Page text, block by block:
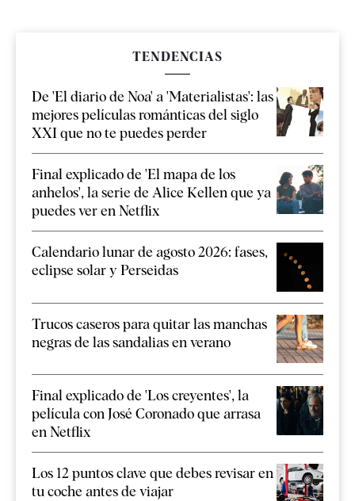
TENDENCIAS
De 'El diario de Noa' a 'Materialistas': las
mejores películas románticas del siglo
XXI que no te puedes perder
Final explicado de 'El mapa de los
anhelos', la serie de Alice Kellen que ya
puedes ver en Netflix
Calendario lunar de agosto 2026: fases,
eclipse solar y Perseidas
Trucos caseros para quitar las manchas
negras de las sandalias en verano
Final explicado de 'Los creyentes', la
película con José Coronado que arrasa
en Netflix
Los 12 puntos clave que debes revisar en
tu coche antes de viajar